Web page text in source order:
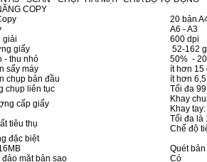
COPY
20 bản
A6 - A3
giải
600 dpi
giấy
52-162
- thu nhỏ
50% -
sấy máy
ít hơn 15
chụp bản đầu
ít hơn
chụp liên tục
Tối đa
cấp giấy
Khay
Khay
tiêu thụ
Tối đa là
Chế độ
đặc biệt
Quét
mặt bản sao
Có